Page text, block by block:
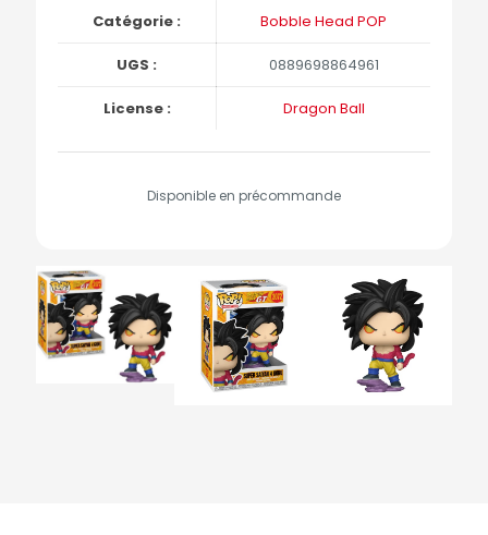
Catégorie : Bobble Head POP
UGS : 0889698864961
License : Dragon Ball
Disponible en précommande